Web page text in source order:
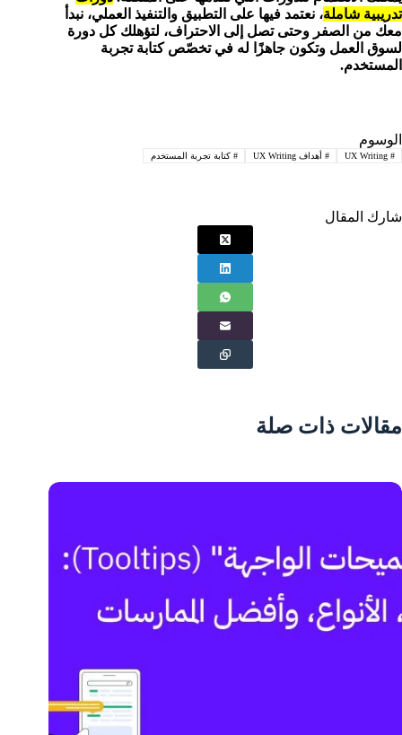
تدريبية شاملة، نعتمد فيها على التطبيق والتنفيذ العملي، نبدأ
معك من الصفر وحتى تصل إلى الاحتراف، لتؤهلك كل دورة
لسوق العمل وتكون جاهزًا له في تخصّص كتابة تجربة
المستخدم.
الوسوم
#
UX Writing
# أهداف UX Writing # كتابة تجربة المستخدم
شارك المقال
مقالات ذات صلة